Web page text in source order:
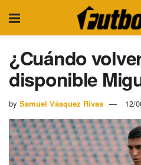
¿Cuándo
disponible
by Samuel Vásquez Rivas 12/